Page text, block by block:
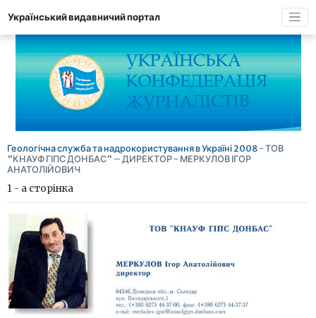
Український видавничий портал
Геологічна служба та надрокористування в Україні 2008- ТОВ
"КНАУФ ГІПС ДОНБАС" – ДИРЕКТОР - МЕРКУЛОВ ІГОР
АНАТОЛІЙОВИЧ
1 - а сторінка